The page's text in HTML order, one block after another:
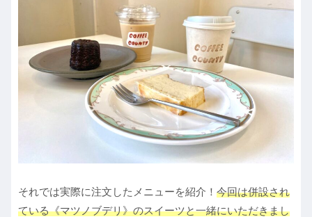
それでは実際に注文したメニューを紹介！ 今回は併設され
ている《マツノブデリ》のスイーツと一緒にいただきまし